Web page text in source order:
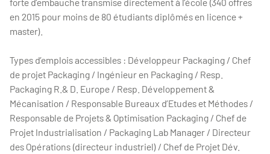
en 2015 pour moins de 80 étudiants diplômés en licence +
master).
Types d’emplois accessibles : Développeur Packaging / Chef
de projet Packaging / Ingénieur en Packaging / Resp.
Packaging R.& D. Europe / Resp. Développement &
Mécanisation / Responsable Bureaux d’Etudes et Méthodes /
Responsable de Projets & Optimisation Packaging / Chef de
Projet Industrialisation / Packaging Lab Manager / Directeur
des Opérations (directeur industriel) / Chef de Projet Dév.